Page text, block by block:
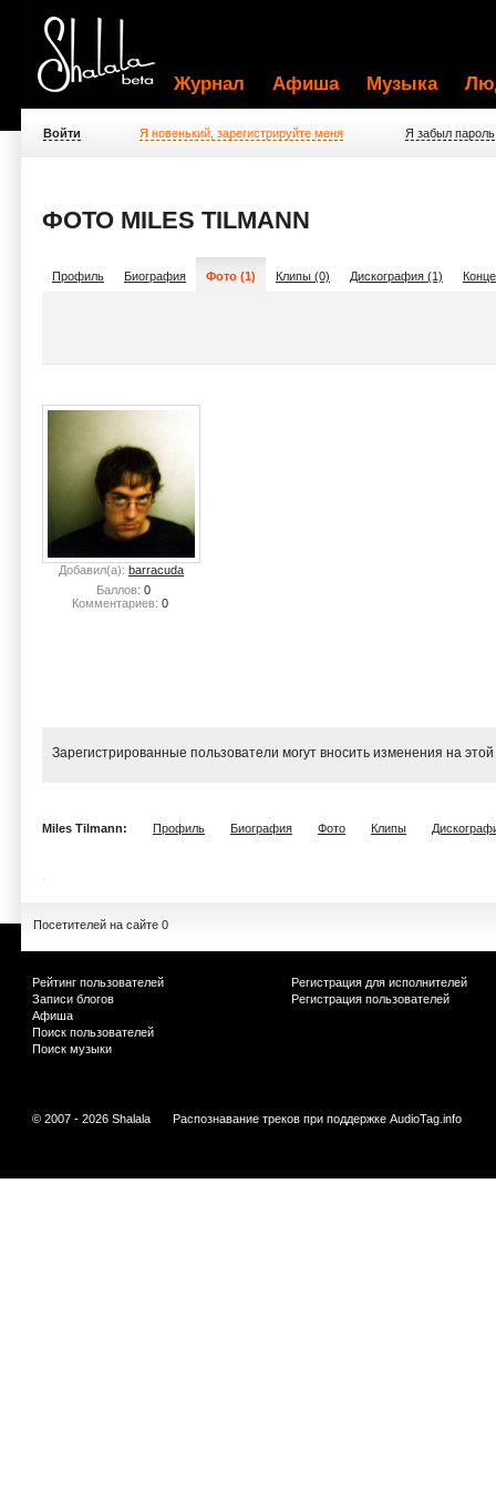
Журнал Афиша Музыка
Войти Я новенький, зарегистрируйте меня Я забыл пароль
ФОТО MILES TILMANN
Профиль Биография Фото (1) Клипы (0) Дискография (1)
Добавил(а): barracuda
Баллов: 0
Комментариев: 0
Зарегистрированные пользователи могут вносить изменения на
Miles Tilmann: Профиль Биография Фото Клипы
Посетителей на сайте 0
Рейтинг пользователей
Записи блогов
Афиша
Поиск пользователей
Поиск музыки
Регистрация для исполнителей
Регистрация пользователей
© 2007 - 2026 Shalala Распознавание треков при поддержке AudioTag.info